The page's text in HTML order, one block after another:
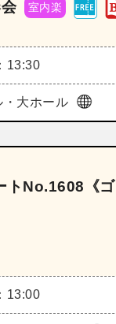
室内楽
13:30
・大ホール
トNo.1608《
13:00